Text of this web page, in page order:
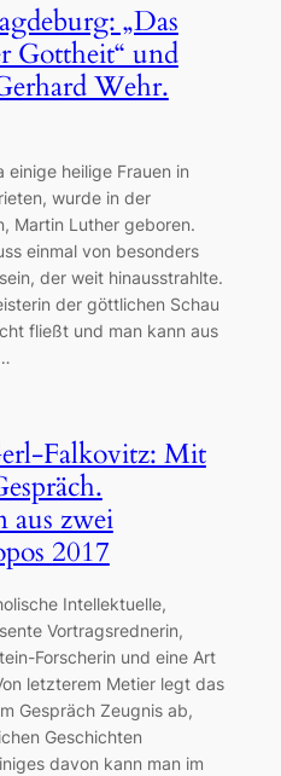
„Das
Gottheit“ und
Wehr.
einige heilige Frauen in
wurde in der
Martin Luther geboren.
einmal von besonders
der weit hinausstrahlte.
der göttlichen Schau
fließt und man kann aus
Falkovitz: Mit
aus zwei
2017
Intellektuelle,
Vortragsrednerin,
Forscherin und eine Art
letzterem Metier legt das
Gespräch Zeugnis ab,
Geschichten
davon kann man im